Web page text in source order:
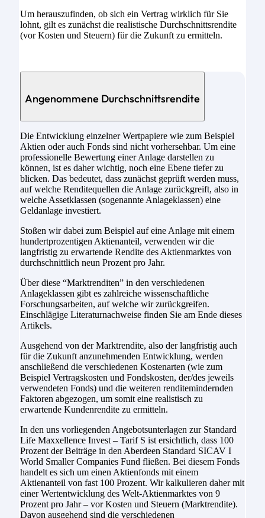
Um herauszufinden, ob sich ein Vertrag wirklich für Sie
lohnt, gilt es zunächst die realistische Durchschnittsrendite
(vor Kosten und Steuern) für die Zukunft zu ermitteln.
Angenommene Durchschnittsrendite
Die Entwicklung einzelner Wertpapiere wie zum Beispiel
Aktien oder auch Fonds sind nicht vorhersehbar. Um eine
professionelle Bewertung einer Anlage darstellen zu
können, ist es daher wichtig, noch eine Ebene tiefer zu
blicken. Das bedeutet, dass zunächst geprüft werden muss,
auf welche Renditequellen die Anlage zurückgreift, also in
welche Assetklassen (sogenannte Anlageklassen) eine
Geldanlage investiert.
Stoßen wir dabei zum Beispiel auf eine Anlage mit einem
hundertprozentigen Aktienanteil, verwenden wir die
langfristig zu erwartende Rendite des Aktienmarktes von
durchschnittlich neun Prozent pro Jahr.
Über diese “Marktrenditen” in den verschiedenen
Anlageklassen gibt es zahlreiche wissenschaftliche
Forschungsarbeiten, auf welche wir zurückgreifen.
Einschlägige Literaturnachweise finden Sie am Ende dieses
Artikels.
Ausgehend von der Marktrendite, also der langfristig auch
für die Zukunft anzunehmenden Entwicklung, werden
anschließend die verschiedenen Kostenarten (wie zum
Beispiel Vertragskosten und Fondskosten, der/des jeweils
verwendeten Fonds) und die weiteren renditemindernden
Faktoren abgezogen, um somit eine realistisch zu
erwartende Kundenrendite zu ermitteln.
In den uns vorliegenden Angebotsunterlagen zur Standard
Life Maxxellence Invest – Tarif S ist ersichtlich, dass 100
Prozent der Beiträge in den Aberdeen Standard SICAV I
World Smaller Companies Fund fließen. Bei diesem Fonds
handelt es sich um einen Aktienfonds mit einem
Aktienanteil von fast 100 Prozent. Wir kalkulieren daher mit
einer Wertentwicklung des Welt-Aktienmarktes von 9
Prozent pro Jahr – vor Kosten und Steuern (Marktrendite).
Davon ausgehend sind die verschiedenen